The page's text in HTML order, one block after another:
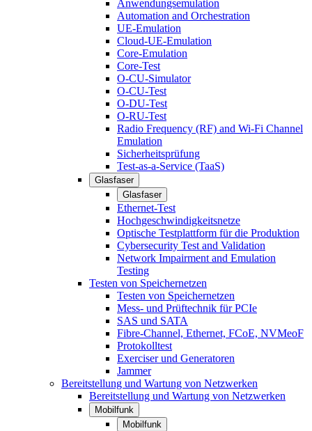
Anwendungsemulation
Automation and Orchestration
UE-Emulation
Cloud-UE-Emulation
Core-Emulation
Core-Test
O-CU-Simulator
O-CU-Test
O-DU-Test
O-RU-Test
Radio Frequency (RF) and Wi-Fi Channel
Emulation
Sicherheitsprüfung
Test-as-a-Service (TaaS)
Glasfaser
Glasfaser
Ethernet-Test
Hochgeschwindigkeitsnetze
Optische Testplattform für die Produktion
Cybersecurity Test and Validation
Network Impairment and Emulation
Testing
Testen von Speichernetzen
Testen von Speichernetzen
Mess- und Prüftechnik für PCIe
SAS und SATA
Fibre-Channel, Ethernet, FCoE, NVMeoF
Protokolltest
Exerciser und Generatoren
Jammer
Bereitstellung und Wartung von Netzwerken
Bereitstellung und Wartung von Netzwerken
Mobilfunk
Mobilfunk